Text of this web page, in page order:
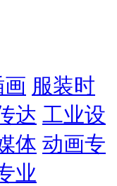
服装时
达 工业设
体 动画专
业